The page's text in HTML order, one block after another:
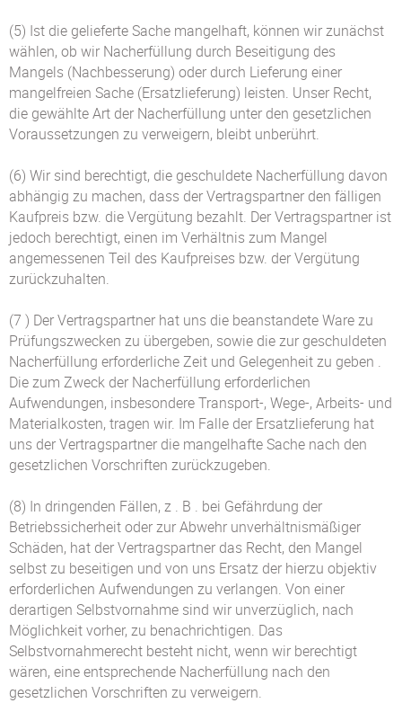
(5) Ist die gelieferte Sache mangelhaft, können wir zunächst
wählen, ob wir Nacherfüllung durch Beseitigung des
Mangels (Nachbesserung) oder durch Lieferung einer
mangelfreien Sache (Ersatzlieferung) leisten. Unser Recht,
die gewählte Art der Nacherfüllung unter den gesetzlichen
Voraussetzungen zu verweigern, bleibt unberührt.
(6) Wir sind berechtigt, die geschuldete Nacherfüllung davon
abhängig zu machen, dass der Vertragspartner den fälligen
Kaufpreis bzw. die Vergütung bezahlt. Der Vertragspartner ist
jedoch berechtigt, einen im Verhältnis zum Mangel
angemessenen Teil des Kaufpreises bzw. der Vergütung
zurückzuhalten.
(7 ) Der Vertragspartner hat uns die beanstandete Ware zu
Prüfungszwecken zu übergeben, sowie die zur geschuldeten
Nacherfüllung erforderliche Zeit und Gelegenheit zu geben .
Die zum Zweck der Nacherfüllung erforderlichen
Aufwendungen, insbesondere Transport-, Wege-, Arbeits- und
Materialkosten, tragen wir. Im Falle der Ersatzlieferung hat
uns der Vertragspartner die mangelhafte Sache nach den
gesetzlichen Vorschriften zurückzugeben.
(8) In dringenden Fällen, z . B . bei Gefährdung der
Betriebssicherheit oder zur Abwehr unverhältnismäßiger
Schäden, hat der Vertragspartner das Recht, den Mangel
selbst zu beseitigen und von uns Ersatz der hierzu objektiv
erforderlichen Aufwendungen zu verlangen. Von einer
derartigen Selbstvornahme sind wir unverzüglich, nach
Möglichkeit vorher, zu benachrichtigen. Das
Selbstvornahmerecht besteht nicht, wenn wir berechtigt
wären, eine entsprechende Nacherfüllung nach den
gesetzlichen Vorschriften zu verweigern.